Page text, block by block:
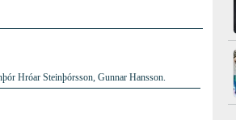
Hróar Steinþórsson, Gunnar Hansson.